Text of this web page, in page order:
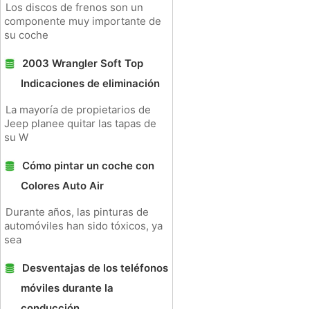
Los discos de frenos son un
componente muy importante de
su coche
2003 Wrangler Soft Top
Indicaciones de eliminación
La mayoría de propietarios de
Jeep planee quitar las tapas de
su W
Cómo pintar un coche con
Colores Auto Air
Durante años, las pinturas de
automóviles han sido tóxicos, ya
sea
Desventajas de los teléfonos
móviles durante la